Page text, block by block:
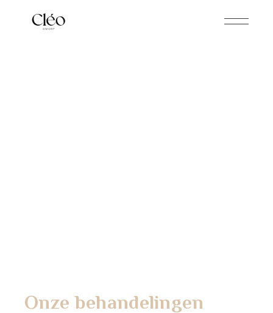
Onze behandelingen